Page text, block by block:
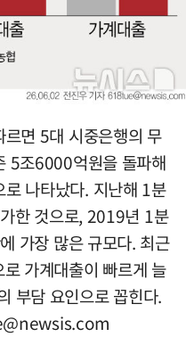
면 5대 시중은행의 무
5조6000억원을 돌파해
나타났다. 지난해 1분
한 것으로, 2019년 1분
가장 많은 규모다. 최근
가계대출이 빠르게 늘
부담 요인으로 꼽힌다.